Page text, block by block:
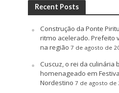
Recent Posts
Construção da Ponte
ritmo acelerado. Prefeito
na região 7 de agosto de
Cuscuz, o rei da culinária
homenageado em
Nordestino 7 de agosto de